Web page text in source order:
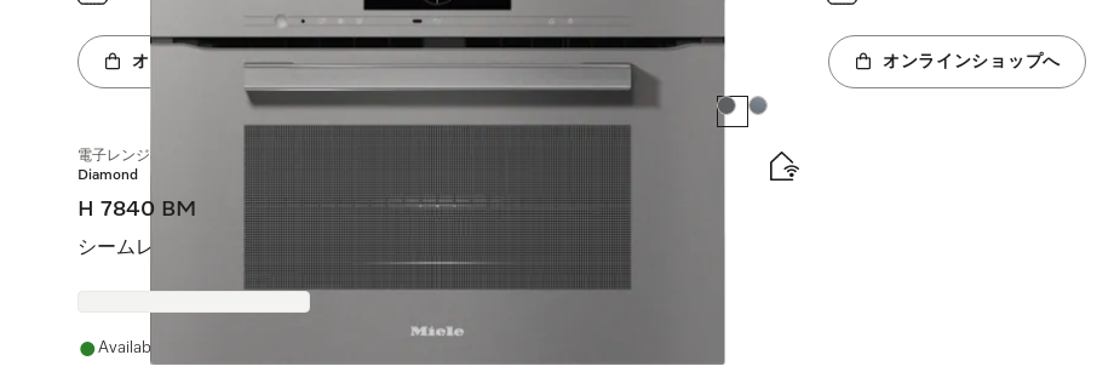
オンラインショップへ オンラインショップへ
カラー:カラー:
電子レンジ機能付オーブン
Diamond
H 7840 BM
シームレスデザイン、自動プログラム、フードプローブ装備
Available